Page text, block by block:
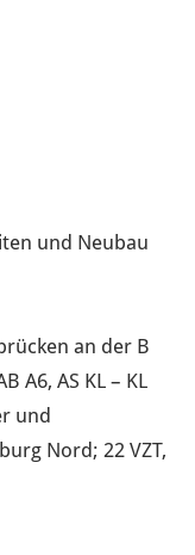
und Neubau
an der B
A6, AS KL – KL
und
Nord; 22 VZT,